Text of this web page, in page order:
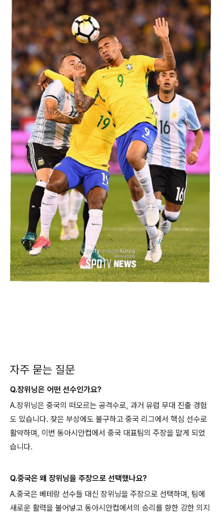
자주 묻는 질문
Q.장위닝은 어떤 선수인가요?
A.장위닝은 중국의 떠오르는 공격수로, 과거 유럽 무대 진출 경험
도 있습니다. 잦은 부상에도 불구하고 중국 리그에서 핵심 선수로
활약하며, 이번 동아시안컵에서 중국 대표팀의 주장을 맡게 되었
습니다.
Q.중국은 왜 장위닝을 주장으로 선택했나요?
A.중국은 베테랑 선수들 대신 장위닝을 주장으로 선택하며, 팀에
새로운 활력을 불어넣고 동아시안컵에서의 승리를 향한 강한 의지